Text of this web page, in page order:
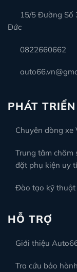
15/5 Đường Số
Đức
0822660662
PHÁT TRIỂN
Chuyên dòng xe
Trung tâm chăm
đặt phụ kiện uy
Đào tạo kỹ thuật
HỖ TRỢ
Giới thiệu
Tra cứu bảo hành